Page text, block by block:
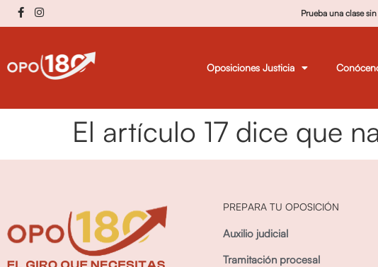
Prueba una clase
Oposiciones Justicia
El artículo 17 dice que
PREPARA TU OPOSICIÓN
Auxilio judicial
Tramitación procesal